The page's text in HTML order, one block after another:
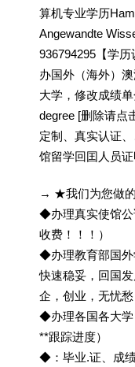
算机专业学历
Angewandte
936794295【学
办国外（海外）
大学，修改成绩
degree [删除请点
定制、真实认证
馆留学回囯人员
→ ★我们为您做的
◆办理真实使馆公
收费！！！）
◆办理教育部国外
快速稳妥，回国
企，创业，无忧
◆办理各国各大学
**跟踪进度）
◆：毕业.证、成